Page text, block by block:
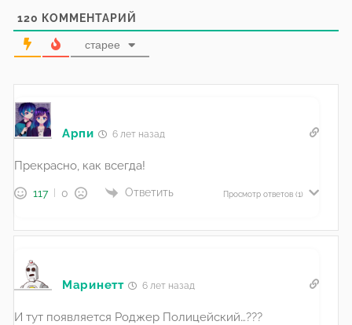
120 КОММЕНТАРИЙ
старее
Арпи 6 лет назад
Прекрасно, как всегда!
117 0 Ответить Просмотр ответов (1)
Маринетт 6 лет назад
И тут появляется Роджер Полицейский…???